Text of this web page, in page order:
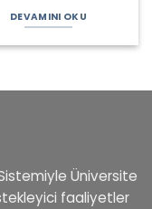
DEVAMINI OKU
Üniversite
faaliyetler